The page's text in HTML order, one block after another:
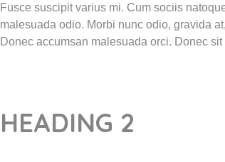
Fusce suscipit varius mi. Cum sociis
malesuada odio. Morbi nunc odio, gravida
Donec accumsan malesuada orci. Donec
HEADING 2